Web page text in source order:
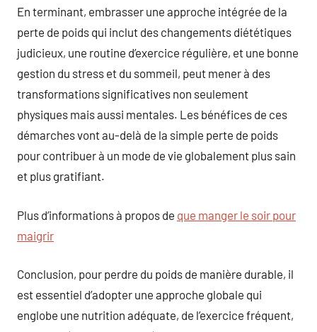
En terminant, embrasser une approche intégrée de la
perte de poids qui inclut des changements diététiques
judicieux, une routine d’exercice régulière, et une bonne
gestion du stress et du sommeil, peut mener à des
transformations significatives non seulement
physiques mais aussi mentales. Les bénéfices de ces
démarches vont au-delà de la simple perte de poids
pour contribuer à un mode de vie globalement plus sain
et plus gratifiant.
Plus d’informations à propos de que manger le soir pour
maigrir
Conclusion, pour perdre du poids de manière durable, il
est essentiel d’adopter une approche globale qui
englobe une nutrition adéquate, de l’exercice fréquent,